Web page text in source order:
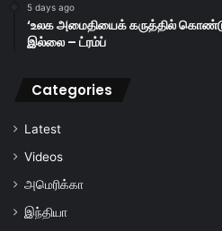
5 days ago
‘உலக அமைதியைக் கருத்தில்
இல்லை – ட்ரம்ப்
Categories
Latest
Videos
அமெரிக்கா
இந்தியா